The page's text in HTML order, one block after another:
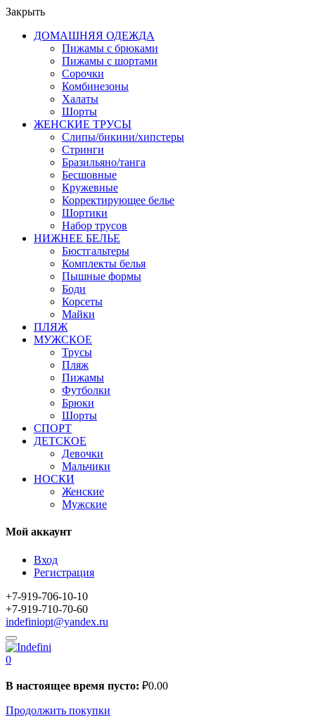
Закрыть
ДОМАШНЯЯ ОДЕЖДА
Пижамы с брюками
Пижамы с шортами
Сорочки
Комбинезоны
Халаты
Шорты
ЖЕНСКИЕ ТРУСЫ
Слипы/бикини/хипстеры
Стринги
Бразильяно/танга
Бесшовные
Кружевные
Корректирующее белье
Шортики
Набор трусов
НИЖНЕЕ БЕЛЬЕ
Бюстгальтеры
Комплекты белья
Пышные формы
Боди
Корсеты
Майки
ПЛЯЖ
МУЖСКОЕ
Трусы
Пляж
Пижамы
Футболки
Брюки
Шорты
СПОРТ
ДЕТСКОЕ
Девочки
Мальчики
НОСКИ
Женские
Мужские
Мой аккаунт
Вход
Регистрация
+7-919-706-10-10
+7-919-710-70-60
indefiniopt@yandex.ru
0
В настоящее время пусто: ₽0.00
Продолжить покупки